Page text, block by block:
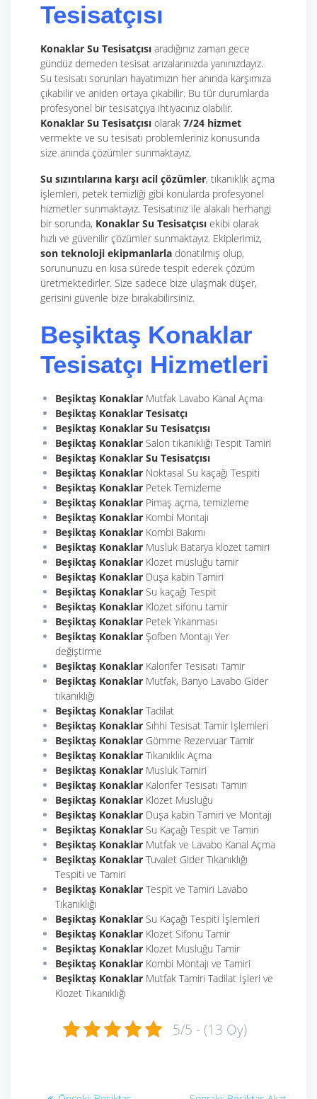
Tesisatçısı
Konaklar Su Tesisatçısı aradığınız zaman gece
gündüz demeden tesisat arızalarınızda yanınızdayız.
Su tesisatı sorunları hayatımızın her anında karşımıza
çıkabilir ve aniden ortaya çıkabilir. Bu tür durumlarda
profesyonel bir tesisatçıya ihtiyacınız olabilir.
Konaklar Su Tesisatçısı olarak 7/24 hizmet
vermekte ve su tesisatı problemleriniz konusunda
size anında çözümler sunmaktayız.
Su sızıntılarına karşı acil çözümler, tıkanıklık açma
işlemleri, petek temizliği gibi konularda profesyonel
hizmetler sunmaktayız. Tesisatınız ile alakalı herhangi
bir sorunda, Konaklar Su Tesisatçısı ekibi olarak
hızlı ve güvenilir çözümler sunmaktayız. Ekiplerimiz,
son teknoloji ekipmanlarla donatılmış olup,
sorununuzu en kısa sürede tespit ederek çözüm
üretmektedirler. Size sadece bize ulaşmak düşer,
gerisini güvenle bize bırakabilirsiniz.
Beşiktaş Konaklar
Tesisatçı Hizmetleri
Beşiktaş Konaklar Mutfak Lavabo Kanal Açma
Beşiktaş Konaklar Tesisatçı
Beşiktaş Konaklar Su Tesisatçısı
Beşiktaş Konaklar Salon tıkanıklığı Tespit Tamiri
Beşiktaş Konaklar Su Tesisatçısı
Beşiktaş Konaklar Noktasal Su kaçağı Tespiti
Beşiktaş Konaklar Petek Temizleme
Beşiktaş Konaklar Pimaş açma, temizleme
Beşiktaş Konaklar Kombi Montajı
Beşiktaş Konaklar Kombi Bakımı
Beşiktaş Konaklar Musluk Batarya klozet tamiri
Beşiktaş Konaklar Klozet musluğu tamir
Beşiktaş Konaklar Duşa kabin Tamiri
Beşiktaş Konaklar Su kaçağı Tespit
Beşiktaş Konaklar Klozet sifonu tamir
Beşiktaş Konaklar Petek Yıkanması
Beşiktaş Konaklar Şofben Montajı Yer
değiştirme
Beşiktaş Konaklar Kalorifer Tesisatı Tamir
Beşiktaş Konaklar Mutfak, Banyo Lavabo Gider
tıkanıklığı
Beşiktaş Konaklar Tadilat
Beşiktaş Konaklar Sıhhi Tesisat Tamir İşlemleri
Beşiktaş Konaklar Gömme Rezervuar Tamir
Beşiktaş Konaklar Tıkanıklık Açma
Beşiktaş Konaklar Musluk Tamiri
Beşiktaş Konaklar Kalorifer Tesisatı Tamiri
Beşiktaş Konaklar Klozet Musluğu
Beşiktaş Konaklar Duşa kabin Tamiri ve Montajı
Beşiktaş Konaklar Su Kaçağı Tespit ve Tamiri
Beşiktaş Konaklar Mutfak ve Lavabo Kanal Açma
Beşiktaş Konaklar Tuvalet Gider Tıkanıklığı
Tespiti ve Tamiri
Beşiktaş Konaklar Tespit ve Tamiri Lavabo
Tıkanıklığı
Beşiktaş Konaklar Su Kaçağı Tespiti İşlemleri
Beşiktaş Konaklar Klozet Sifonu Tamir
Beşiktaş Konaklar Klozet Musluğu Tamir
Beşiktaş Konaklar Kombi Montajı ve Tamiri
Beşiktaş Konaklar Mutfak Tamiri Tadilat İşleri ve
Klozet Tıkanıklığı
5/5 - (13 Oy)
Yazı